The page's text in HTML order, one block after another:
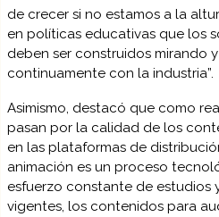
de crecer si no estamos a la
en políticas educativas que los
deben ser construidos mirando
continuamente con la industria”.
Asimismo, destacó que como
pasan por la calidad de los
en las plataformas de
animación es un proceso
esfuerzo constante de estudios
vigentes, los contenidos para